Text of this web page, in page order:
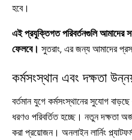
হবে।
এই প্রযুক্তিগত পরিবর্তনগুলি আমাদের
ফেলবে। সুতরাং, এর জন্য আমাদের
কর্মসংস্থান এবং দক্ষতা
বর্তমান যুগে কর্মসংস্থানের সুযোগ
ধরণও পরিবর্তিত হচ্ছে। নতুন দক্ষতা
করা প্রয়োজন। অনলাইন লার্নিং